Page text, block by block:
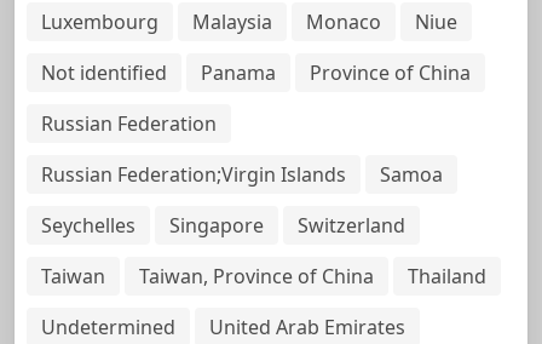
Luxembourg Malaysia Monaco
Niue
Not identified
Panama
Province of China
Russian Federation
Russian Federation;Virgin Islands
Samoa
Seychelles
Singapore
Switzerland
Taiwan
Taiwan, Province of China
Thailand
Undetermined
United Arab Emirates